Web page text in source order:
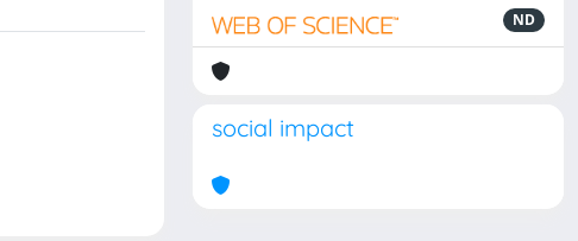
ND
social impact